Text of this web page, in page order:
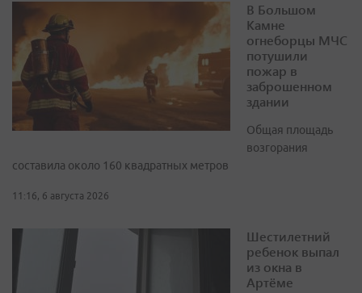
В Большом
Камне
огнеборцы МЧС
потушили
пожар в
заброшенном
здании
Общая площадь
возгорания
составила около 160 квадратных метров
11:16, 6 августа 2026
Шестилетний
ребенок выпал
из окна в
Артёме